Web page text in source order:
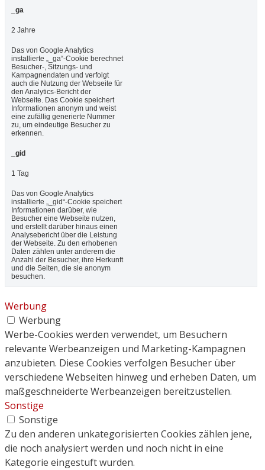
_ga
2 Jahre
Das von Google Analytics
installierte „_ga“-Cookie berechnet
Besucher-, Sitzungs- und
Kampagnendaten und verfolgt
auch die Nutzung der Webseite für
den Analytics-Bericht der
Webseite. Das Cookie speichert
Informationen anonym und weist
eine zufällig generierte Nummer
zu, um eindeutige Besucher zu
erkennen.
_gid
1 Tag
Das von Google Analytics
installierte „_gid“-Cookie speichert
Informationen darüber, wie
Besucher eine Webseite nutzen,
und erstellt darüber hinaus einen
Analysebericht über die Leistung
der Webseite. Zu den erhobenen
Daten zählen unter anderem die
Anzahl der Besucher, ihre Herkunft
und die Seiten, die sie anonym
besuchen.
Werbung
Werbung
Werbe-Cookies werden verwendet, um Besuchern
relevante Werbeanzeigen und Marketing-Kampagnen
anzubieten. Diese Cookies verfolgen Besucher über
verschiedene Webseiten hinweg und erheben Daten, um
maßgeschneiderte Werbeanzeigen bereitzustellen.
Sonstige
Sonstige
Zu den anderen unkategorisierten Cookies zählen jene,
die noch analysiert werden und noch nicht in eine
Kategorie eingestuft wurden.